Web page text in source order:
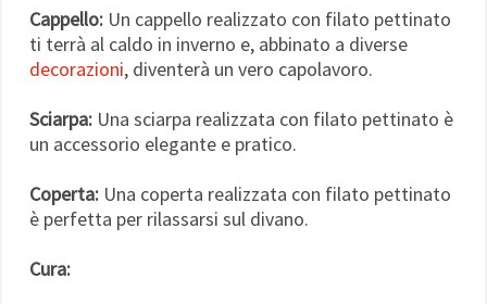
Cappello: Un cappello realizzato con filato pettinato
ti terrà al caldo in inverno e, abbinato a diverse
decorazioni, diventerà un vero capolavoro.
Sciarpa: Una sciarpa realizzata con filato pettinato è
un accessorio elegante e pratico.
Coperta: Una coperta realizzata con filato pettinato
è perfetta per rilassarsi sul divano.
Cura: